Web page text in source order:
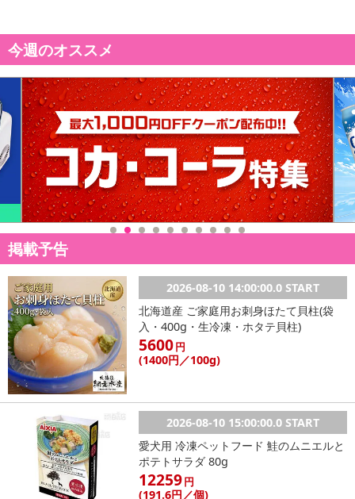
だいた後のご感想をいただくことを目的としており、転売等は固く
禁じます。
転売等、目的以外での利用が確認された場合は、サービス利用を停
止させていただきます。
【配送伝票番号について】
※こちらの商品については商品の発送完了後、
配送伝票番号がマイページに表示されない場合もございます。予
めご了承ください。
発送日カレンダー
休業日
その他共通および商品カテゴリー別注意事項（※必ずご確認くだ
さい）
今週のオススメ
掲載予告
2026-08-10 14:00:00.0 START
北海道産 ご家庭用お刺身ほたて貝柱(袋
入・400g・生冷凍・ホタテ貝柱)
5600円
(1400円 ／100g)
2026-08-10 15:00:00.0 START
愛犬用 冷凍ペットフード 鮭のムニエルと
ポテトサラダ 80g
12259円
(191.6円／個)